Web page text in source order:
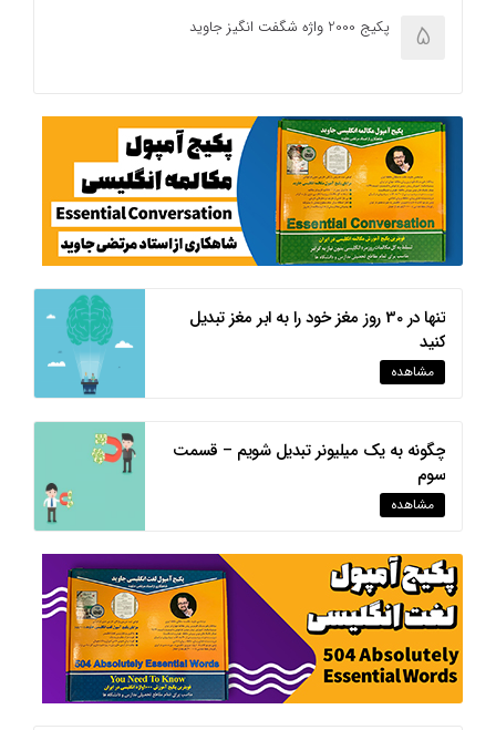
5 پکیج 2000 واژه شگفت انگیز جاوید
تنها در 30 روز مغز خود را به ابر مغز تبدیل
کنید
مشاهده
چگونه به یک میلیونر تبدیل شویم – قسمت
سوم
مشاهده